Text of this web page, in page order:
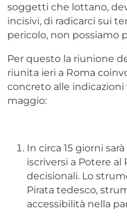
soggetti che lottano,
incisivi, di radicarci sui
pericolo, non possiamo
Per questo la riunione
riunita ieri a Roma
concreto alle indicazioni
maggio:
In circa 15 giorni
iscriversi a Potere
decisionali. Lo
Pirata tedesco,
accessibilità nella